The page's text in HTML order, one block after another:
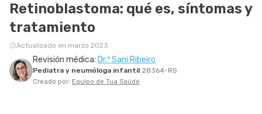
NUTRICIÓN
EMBARAZO
Retinoblastoma: qué es, síntomas y
tratamiento
Actualizado en marzo 2023
Revisión médica: Dr.ª Sani Ribeiro
Pediatra y neumóloga infantil 28364-RS
Creado por: Equipo de Tua Saúde